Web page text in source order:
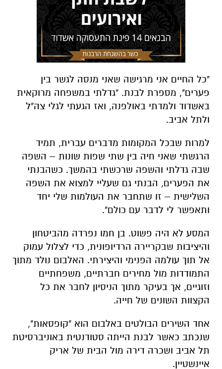
"כל החיים אני מרגישה שאני מנסה לגשר בין
פערים", מספרת לבנת. "גדלתי במשפחה מרוקאית
באשדוד ולמדתי באולפנה, ואז הגעתי לגלי צה"ל
ולתל אביב.
למרות שבכל המקומות מדברים עברית, תמיד
הרגשתי שאני חיה בין שתי שפות שונות – השפה
שבה גדלתי והשפה שרכשתי בהמשך. כשהבנתי
את הפערים, הבנתי גם שעליי למצוא את השפה
השלישית – זו שתחבר את העולמות שלי יחד
ותאפשר לי לדבר עם כולם".
המסע לא היה פשוט. בן חמו נפרדה מהביטחון
והיציבות שבקריירה הרדיופונית, כדי לצלול עמוק
אל תוך עולמה הפנימי והיצירתי. האלבום נולד מתוך
התמודדות מול מחירים חברתיים, משפחתיים
וזוגיים, אך בעיקר מתוך הניסיון לחבר את כל
הקצוות השונים של חייה.
אחד השירים הבולטים באלבום הוא "קופסאות",
שנכתב כאשר לבנת הייתה סטודנטית באוניברסיטת
תל אביב ושכרה דירה מול הבית של אריק
איינשטיין.